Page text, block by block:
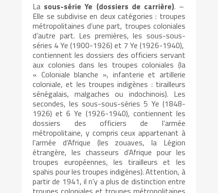
La sous-série Ye (dossiers de carrière). –
Elle se subdivise en deux catégories : troupes
métropolitaines d’une part, troupes coloniales
d’autre part. Les premières, les sous-sous-
séries 4 Ye (1900-1926) et 7 Ye (1926-1940),
contiennent les dossiers des officiers servant
aux colonies dans les troupes coloniales (la
« Coloniale blanche », infanterie et artillerie
coloniale, et les troupes indigènes : tirailleurs
sénégalais, malgaches ou indochinois). Les
secondes, les sous-sous-séries 5 Ye (1848-
1926) et 6 Ye (1926-1940), contiennent les
dossiers des officiers de l’armée
métropolitaine, y compris ceux appartenant à
l’armée d’Afrique (les zouaves, la Légion
étrangère, les chasseurs d’Afrique pour les
troupes européennes, les tirailleurs et les
spahis pour les troupes indigènes). Attention, à
partir de 1941, il n’y a plus de distinction entre